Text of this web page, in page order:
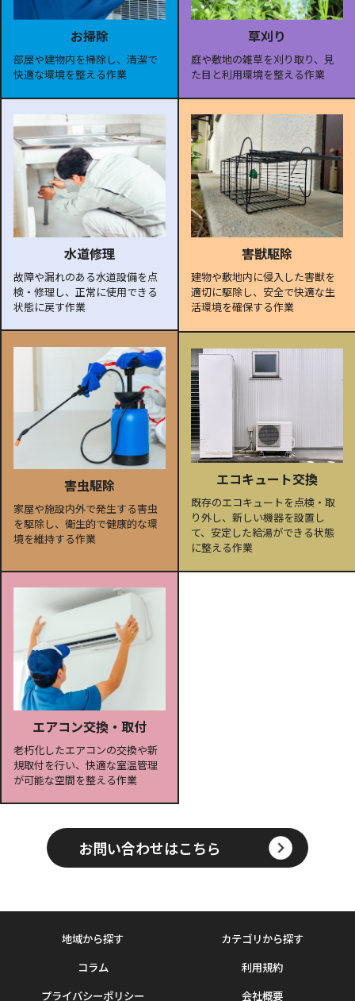
お掃除
部屋や建物内を掃除し、清潔で
快適な環境を整える作業
草刈り
庭や敷地の雑草を刈り取り、見
た目と利用環境を整える作業
水道修理
故障や漏れのある水道設備を点
検・修理し、正常に使用できる
状態に戻す作業
害獣駆除
建物や敷地内に侵入した害獣を
適切に駆除し、安全で快適な生
活環境を確保する作業
害虫駆除
家屋や施設内外で発生する害虫
を駆除し、衛生的で健康的な環
境を維持する作業
エコキュート交換
既存のエコキュートを点検・取
り外し、新しい機器を設置し
て、安定した給湯ができる状態
に整える作業
エアコン交換・取付
老朽化したエアコンの交換や新
規取付を行い、快適な室温管理
が可能な空間を整える作業
お問い合わせはこちら
地域から探す
カテゴリから探す
コラム
利用規約
プライバシーポリシー
会社概要